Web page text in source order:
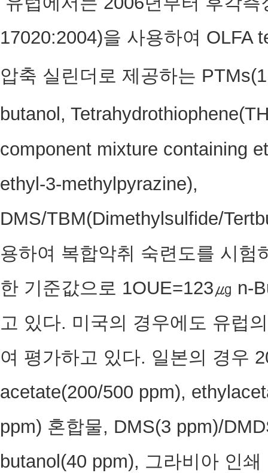
17020:2004)을 사용하여 OLFA
압축 실린더로 제공하는
butanol,
component mixture containing
ethyl-3-methylpyrazine),
DMS/TBM(Dimethylsulfide/
용하여 복합악취 숙련도를 시
한 기준값으로 1OUE=123㎍ n-
고 있다. 미국의 경우에도 유럽
여 평가하고 있다. 일본의 경우
acetate(200/500 ppm),
ppm) 혼합물, DMS(3 ppm)/
butanol(40 ppm), 그라비아 인